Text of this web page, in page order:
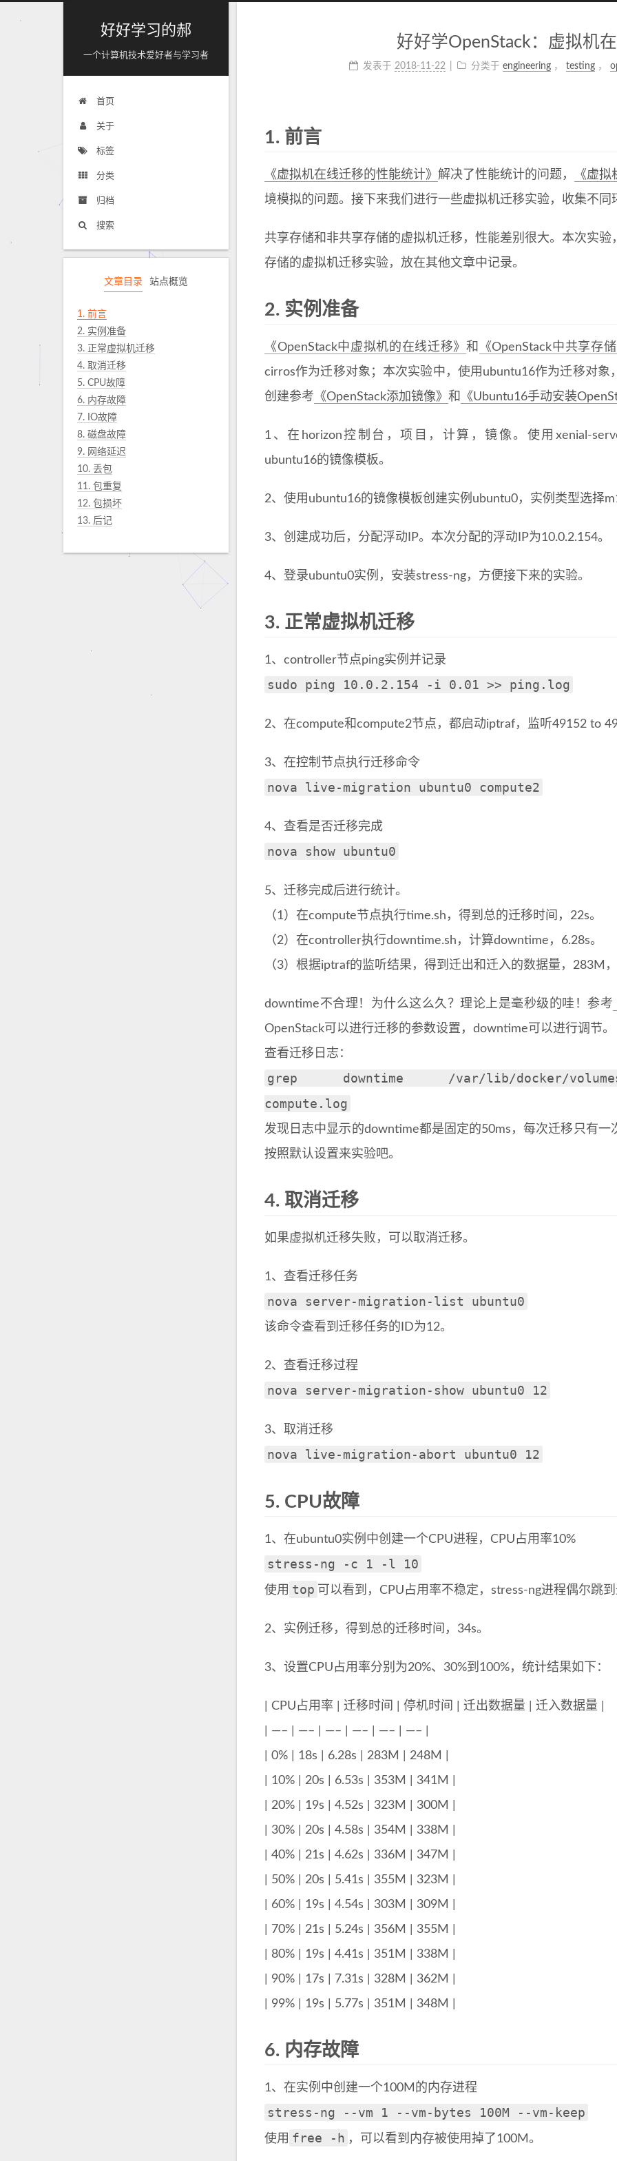
好好学习的郝
一个计算机技术爱好者与学习者
首页
关于
标签
分类
归档
搜索
好好学OpenStack：虚拟机
发表于 2018-11-22 分类于 engineering ， testing ，
1. 前言
《虚拟机在线迁移的性能统计》 解决了性能统计的问题， 《虚
境模拟的问题。接下来我们进行一些虚拟机迁移实验，收集不同
共享存储和非共享存储的虚拟机迁移，性能差别很大。本次实
存储的虚拟机迁移实验，放在其他文章中记录。
2. 实例准备
《OpenStack中虚拟机的在线迁移》 和 《OpenStack中共享存
cirros作为迁移对象；本次实验中，使用ubuntu16作为迁移对象
创建参考 《OpenStack添加镜像》 和 《Ubuntu16手动安装
1、在horizon控制台，项目，计算，镜像。使用xenial-
ubuntu16的镜像模板。
2、使用ubuntu16的镜像模板创建实例ubuntu0，实例类型选择
3、创建成功后，分配浮动IP。本次分配的浮动IP为10.0.2.154。
4、登录ubuntu0实例，安装stress-ng，方便接下来的实验。
3. 正常虚拟机迁移
1、controller节点ping实例并记录
sudo ping 10.0.2.154 -i 0.01 >> ping.log
2、在compute和compute2节点，都启动iptraf，监听49152 to
3、在控制节点执行迁移命令
nova live-migration ubuntu0 compute2
4、查看是否迁移完成
nova show ubuntu0
5、迁移完成后进行统计。
（1）在compute节点执行time.sh，得到总的迁移时间，22s。
（2）在controller执行downtime.sh，计算downtime，6.28s。
（3）根据iptraf的监听结果，得到迁出和迁入的数据量，283M，
downtime不合理！为什么这么久？理论上是毫秒级的哇！参考
OpenStack可以进行迁移的参数设置，downtime可以进行调节。
查看迁移日志：
grep downtime /var/lib/docker/volumes/
compute.log
发现日志中显示的downtime都是固定的50ms，每次迁移只有一
按照默认设置来实验吧。
4. 取消迁移
如果虚拟机迁移失败，可以取消迁移。
1、查看迁移任务
nova server-migration-list ubuntu0
该命令查看到迁移任务的ID为12。
2、查看迁移过程
nova server-migration-show ubuntu0 12
3、取消迁移
nova live-migration-abort ubuntu0 12
5. CPU故障
1、在ubuntu0实例中创建一个CPU进程，CPU占用率10%
stress-ng -c 1 -l 10
使用 top 可以看到，CPU占用率不稳定，stress-ng进程偶尔跳
2、实例迁移，得到总的迁移时间，34s。
3、设置CPU占用率分别为20%、30%到100%，统计结果如下：
| CPU占用率 | 迁移时间 | 停机时间 | 迁出数据量 | 迁入数据量 |
| —– | —– | —– | —– | —– | —– |
| 0% | 18s | 6.28s | 283M | 248M |
| 10% | 20s | 6.53s | 353M | 341M |
| 20% | 19s | 4.52s | 323M | 300M |
| 30% | 20s | 4.58s | 354M | 338M |
| 40% | 21s | 4.62s | 336M | 347M |
| 50% | 20s | 5.41s | 355M | 323M |
| 60% | 19s | 4.54s | 303M | 309M |
| 70% | 21s | 5.24s | 356M | 355M |
| 80% | 19s | 4.41s | 351M | 338M |
| 90% | 17s | 7.31s | 328M | 362M |
| 99% | 19s | 5.77s | 351M | 348M |
6. 内存故障
1、在实例中创建一个100M的内存进程
stress-ng --vm 1 --vm-bytes 100M --vm-keep
使用 free -h ，可以看到内存被使用掉了100M。
文章目录 站点概览
1. 前言
2. 实例准备
3. 正常虚拟机迁移
4. 取消迁移
5. CPU故障
6. 内存故障
7. IO故障
8. 磁盘故障
9. 网络延迟
10. 丢包
11. 包重复
12. 包损坏
13. 后记